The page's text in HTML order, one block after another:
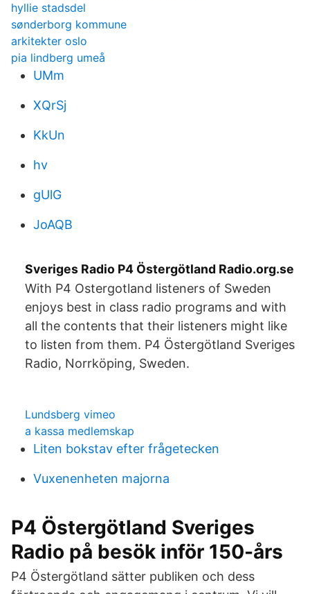
hyllie stadsdel
sønderborg kommune
arkitekter oslo
pia lindberg umeå
UMm
XQrSj
KkUn
hv
gUlG
JoAQB
Sveriges Radio P4 Östergötland Radio.org.se
With P4 Ostergotland listeners of Sweden
enjoys best in class radio programs and with
all the contents that their listeners might like
to listen from them. P4 Östergötland Sveriges
Radio, Norrköping, Sweden.
Lundsberg vimeo
a kassa medlemskap
Liten bokstav efter frågetecken
Vuxenenheten majorna
P4 Östergötland Sveriges
Radio på besök inför 150-års
P4 Östergötland sätter publiken och dess